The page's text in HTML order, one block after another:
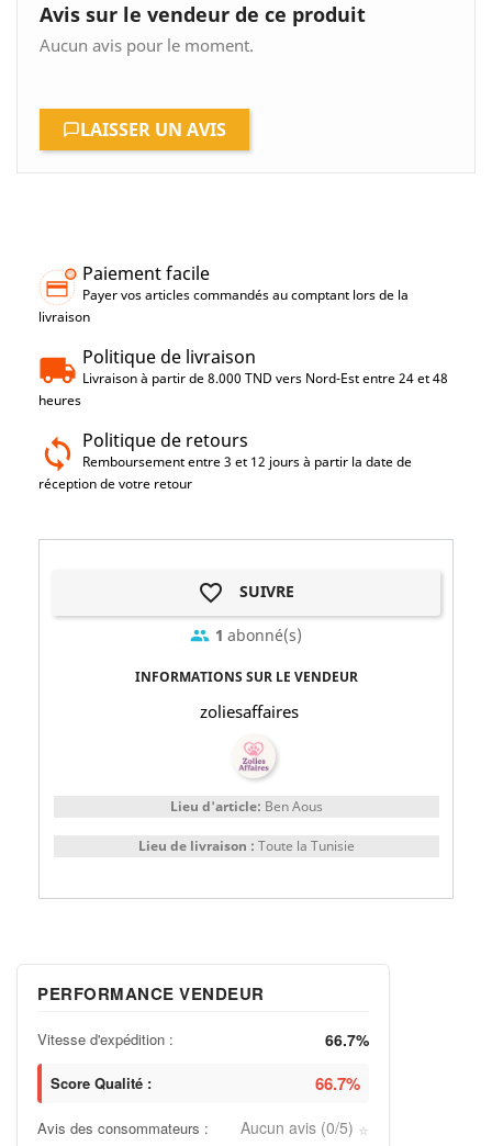
Avis sur le vendeur de ce produit
Aucun avis pour le moment.
LAISSER UN AVIS
Paiement facile
Payer vos articles commandés au comptant lors de la
livraison
Politique de livraison
Livraison à partir de 8.000 TND vers Nord-Est entre 24 et 48
heures
Politique de retours
Remboursement entre 3 et 12 jours à partir la date de
réception de votre retour
favorite_border SUIVRE
group 1 abonné(s)
INFORMATIONS SUR LE VENDEUR
zoliesaffaires
Lieu d'article: Ben Aous
Lieu de livraison : Toute la Tunisie
PERFORMANCE VENDEUR
Vitesse d'expédition : 66.7%
Score Qualité : 66.7%
Avis des consommateurs : Aucun avis (0/5) ⭐